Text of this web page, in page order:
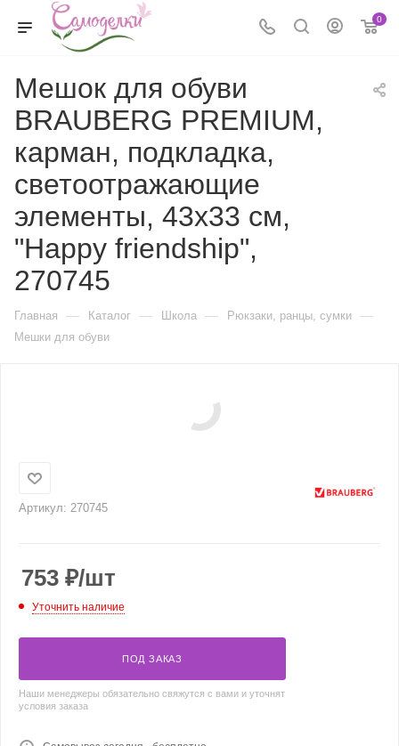
0
Мешок для обуви
BRAUBERG PREMIUM,
карман, подкладка,
светоотражающие
элементы, 43х33 см,
"Happy friendship",
270745
Главная — Каталог — Школа — Рюкзаки, ранцы, сумки —
Мешки для обуви
Артикул: 270745
753 ₽/шт
Уточнить наличие
ПОД ЗАКАЗ
Наши менеджеры обязательно свяжутся с вами и уточнят
условия заказа